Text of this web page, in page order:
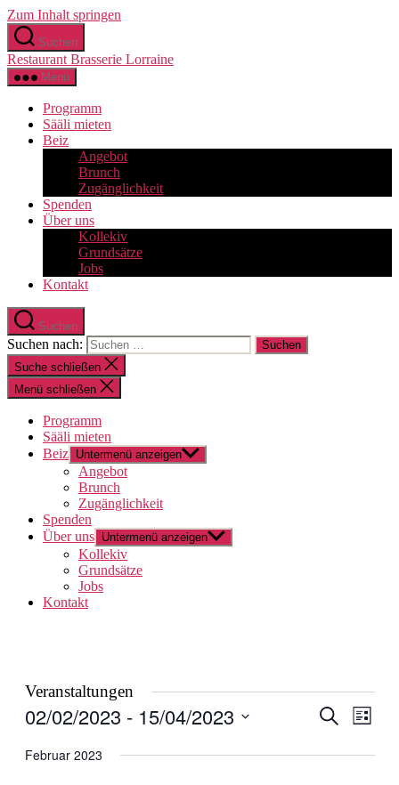
Zum Inhalt springen
Suchen
Restaurant Brasserie Lorraine
Menü
Programm
Sääli mieten
Beiz
Angebot
Brunch
Zugänglichkeit
Spenden
Über uns
Kollekiv
Grundsätze
Jobs
Kontakt
Suchen
Suchen nach:
Suche schließen
Menü schließen
Programm
Sääli mieten
Beiz Untermenü anzeigen
Angebot
Brunch
Zugänglichkeit
Spenden
Über uns Untermenü anzeigen
Kollekiv
Grundsätze
Jobs
Kontakt
Veranstaltungen
und
Suche
Liste
02/02/2023 - 15/04/2023
wählen.
Februar 2023